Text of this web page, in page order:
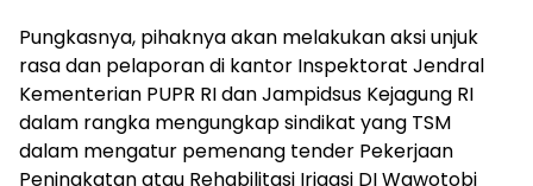
Pungkasnya, pihaknya akan melakukan aksi unjuk
rasa dan pelaporan di kantor Inspektorat Jendral
Kementerian PUPR RI dan Jampidsus Kejagung RI
dalam rangka mengungkap sindikat yang TSM
dalam mengatur pemenang tender Pekerjaan
Peningkatan atau Rehabilitasi Irigasi DI Wawotobi